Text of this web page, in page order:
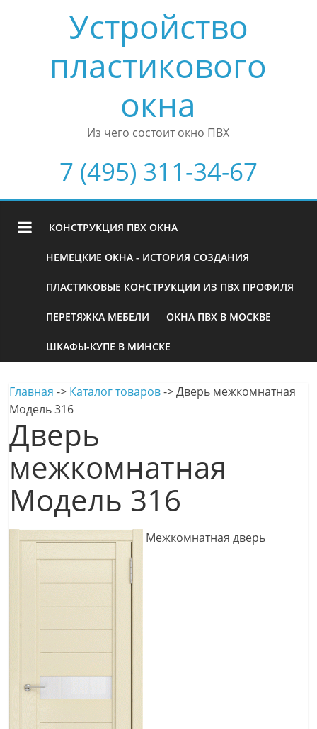
Устройство
пластикового
окна
Из чего состоит окно ПВХ
7 (495) 311-34-67
КОНСТРУКЦИЯ ПВХ ОКНА
НЕМЕЦКИЕ ОКНА - ИСТОРИЯ СОЗДАНИЯ
ПЛАСТИКОВЫЕ КОНСТРУКЦИИ ИЗ ПВХ ПРОФИЛЯ
ПЕРЕТЯЖКА МЕБЕЛИ ОКНА ПВХ В МОСКВЕ
ШКАФЫ-КУПЕ В МИНСКЕ
Главная -> Каталог товаров->Дверь межкомнатная
Модель 316
Дверь
межкомнатная
Модель 316
Межкомнатная дверь